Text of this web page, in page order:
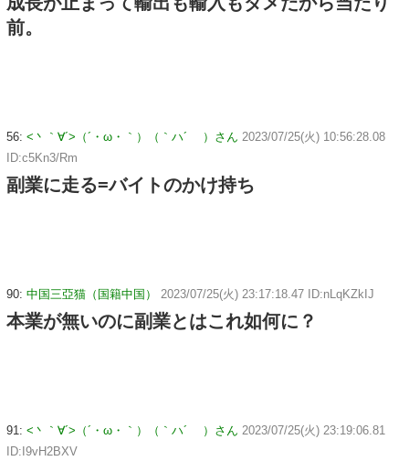
前。
56: <丶｀∀´>（´・ω・｀）（｀ハ´ ）さん 2023/07/25(火) 10:56:28.08
ID:c5Kn3/Rm
副業に走る=バイトのかけ持ち
90: 中国三亞猫（国籍中国） 2023/07/25(火) 23:17:18.47 ID:nLqKZkIJ
本業が無いのに副業とはこれ如何に？
91: <丶｀∀´>（´・ω・｀）（｀ハ´ ）さん 2023/07/25(火) 23:19:06.81
ID:I9vH2BXV